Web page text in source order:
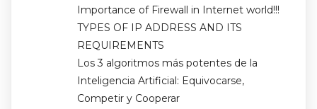
Importance of Firewall in Internet world!!!
TYPES OF IP ADDRESS AND ITS
REQUIREMENTS
Los 3 algoritmos más potentes de la
Inteligencia Artificial: Equivocarse,
Competir y Cooperar